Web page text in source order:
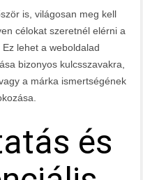
is, világosan meg kell
célokat szeretnél elérni a
lehet a weboldalad
bizonyos kulcsszavakra,
a márka ismertségének
és